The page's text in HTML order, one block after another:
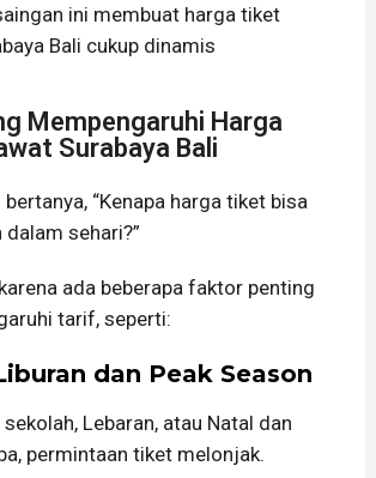
ini membuat harga tiket
Bali cukup dinamis
Mempengaruhi Harga
Surabaya Bali
“Kenapa harga tiket bisa
dalam sehari?”
ada beberapa faktor penting
tarif, seperti:
dan Peak Season
Lebaran, atau Natal dan
permintaan tiket melonjak.